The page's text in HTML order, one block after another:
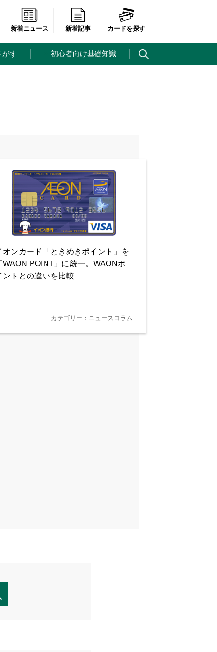
新着ニュース 新着記事 カードを探す
がす 初心者向け基礎知識
オンカード「ときめきポイント」を
WAON POINT」に統一。WAONポ
ントとの違いを比較
カテゴリー：ニュースコラム